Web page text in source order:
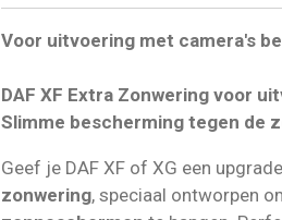
Voor uitvoering met camera's
DAF XF Extra Zonwering voor
Slimme bescherming tegen de
Geef je DAF XF of XG een
zonwering, speciaal ontworpen